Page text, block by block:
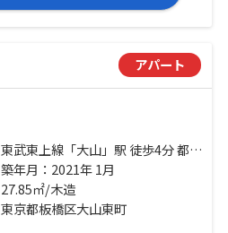
アパート
東武東上線「大山」駅 徒歩4分 都営
三田線「板橋区役所前」駅 徒歩9分
東武東上線「下板橋」駅 徒歩12分
築年月：2021年 1月
27.85㎡/木造
東京都板橋区大山東町